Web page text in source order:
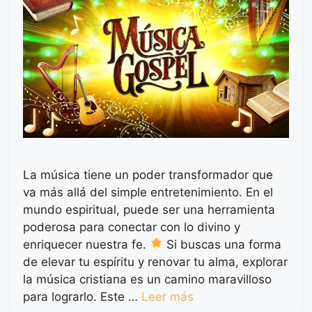
La música tiene un poder transformador que
va más allá del simple entretenimiento. En el
mundo espiritual, puede ser una herramienta
poderosa para conectar con lo divino y
enriquecer nuestra fe.
Si buscas una forma
de elevar tu espíritu y renovar tu alma, explorar
la música cristiana es un camino maravilloso
para lograrlo. Este … Leer más